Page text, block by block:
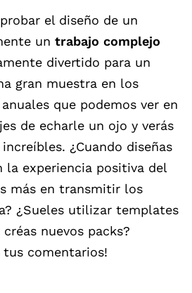
el diseño de un
un trabajo complejo
divertido para un
gran muestra en los
que podemos ver en
de echarle un ojo y verás
¿Cuando diseñas
la experiencia positiva del
más en transmitir los
¿Sueles utilizar templates
nuevos packs?
tus comentarios!